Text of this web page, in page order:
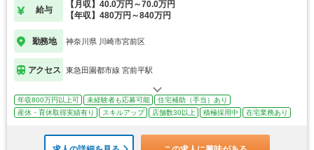
給与
【月収】40.0万円～70.0万円
【年収】480万円～840万円
勤務地 神奈川県 川崎市宮前区
アクセス 東急田園都市線 宮前平駅
年収800万円以上可 未経験者も応募可能
住宅補助（手当）あり
産休・育休取得実績有り
スキルアップ 店舗数30以上 積極採用中 在宅業務あり